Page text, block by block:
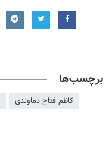
برچسب‌ها
کاظم فتاح دماوندی